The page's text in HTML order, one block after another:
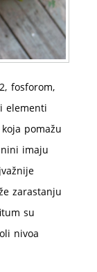
fosforom,
elementi
pomažu
imaju
zarastanju
su
nivoa